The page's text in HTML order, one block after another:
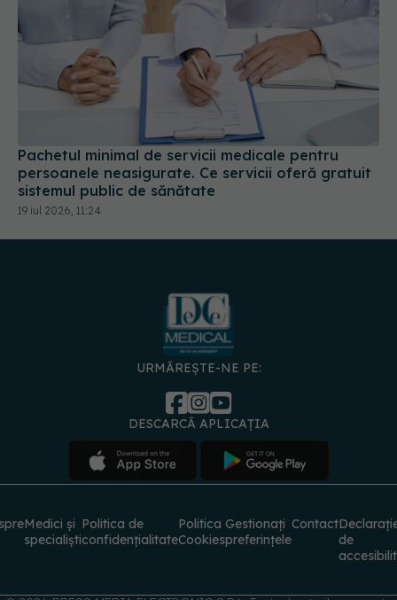
Pachetul minimal de servicii medicale pentru
persoanele neasigurate. Ce servicii oferă gratuit
sistemul public de sănătate
19 iul 2026, 11:24
URMĂREȘTE-NE PE:
DESCARCĂ APLICAȚIA
Medici și
specialiști
Politica de
confidențialitate
Politica
Cookies
Gestionați
preferințele
Contact
de